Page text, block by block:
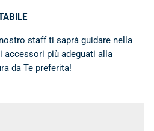
staff ti saprà guidare nella
accessori più adeguati alla
da Te preferita!